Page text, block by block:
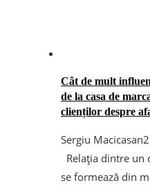
Cât de mult
de la casa de
clienților despre
Sergiu Macicasan
Relația dintre un
se formează din